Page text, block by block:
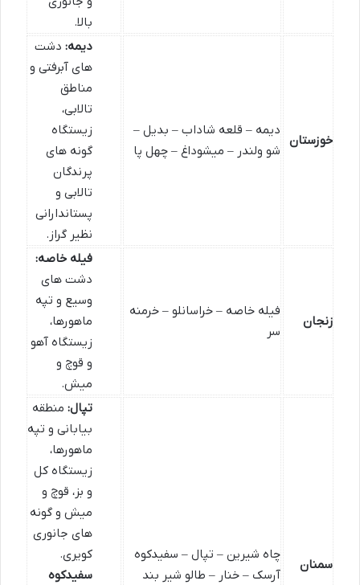
بالا.
خوزستان
دیمه – قلعه شاداب – بدیل –
شو ولندر – میشوداغ – چهل پا
دیمه: دشت
های آبرفتی و
مناطق
تالابی،
زیستگاه
گونه های
پرندگان
تالابی و
پستاندارانی
نظیر گراز.
زنجان
فیله خاصه – خراسانلو – خرمنه
سر
فیله خاصه:
دشت های
وسیع و تپه
ماهورها،
زیستگاه آهو
و قوچ و
میش.
سمنان
چاه شیرین – تپال – سفیدکوه
آرسک – خنار – طالو شیر بند
تپال: منطقه
بیابانی و تپه
ماهورها،
زیستگاه کل
و بز، قوچ و
میش و گونه
های جانوری
کویری.
سفیدکوه